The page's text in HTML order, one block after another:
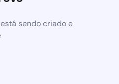
sendo criado e